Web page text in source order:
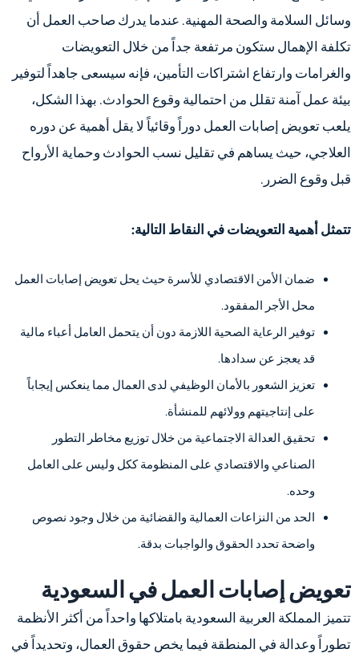
وسائل السلامة والصحة المهنية. عندما يدرك صاحب العمل أن
تكلفة الإهمال ستكون مرتفعة جداً من خلال التعويضات
والغرامات وارتفاع اشتراكات التأمين، فإنه سيسعى جاهداً لتوفير
بيئة عمل آمنة تقلل من احتمالية وقوع الحوادث. بهذا الشكل،
يلعب تعويض إصابات العمل دوراً وقائياً لا يقل أهمية عن دوره
العلاجي، حيث يساهم في تقليل نسب الحوادث وحماية الأرواح
قبل وقوع الضرر.
تتمثل أهمية التعويضات في النقاط التالية:
ضمان الأمن الاقتصادي للأسرة حيث يحل تعويض إصابات العمل
محل الأجر المفقود.
توفير الرعاية الصحية اللازمة دون أن يتحمل العامل أعباء مالية
قد يعجز عن سدادها.
تعزيز الشعور بالأمان الوظيفي لدى العمال مما ينعكس إيجاباً
على إنتاجيتهم وولائهم للمنشأة.
تحقيق العدالة الاجتماعية من خلال توزيع مخاطر التطور
الصناعي والاقتصادي على المنظومة ككل وليس على العامل
وحده.
الحد من النزاعات العمالية والقضائية من خلال وجود نصوص
واضحة تحدد الحقوق والواجبات بدقة.
تعويض إصابات العمل في السعودية
تتميز المملكة العربية السعودية بامتلاكها واحداً من أكثر الأنظمة
تطوراً وعدالة في المنطقة فيما يخص حقوق العمال، وتحديداً في